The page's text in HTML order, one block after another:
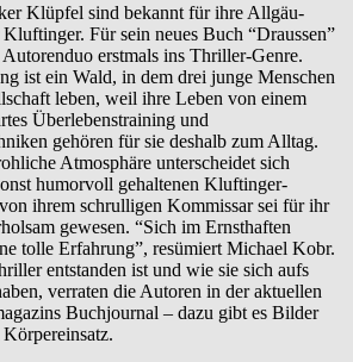
Klüpfel sind bekannt für ihre Allgäu-
Für sein neues Buch “Draussen”
erstmals ins Thriller-Genre.
ist ein Wald, in dem drei junge Menschen
leben, weil ihre Leben von einem
Überlebenstraining und
gehören für sie deshalb zum Alltag.
Atmosphäre unterscheidet sich
humorvoll gehaltenen Kluftinger-
ihrem schrulligen Kommissar sei für ihr
gewesen. “Sich im Ernsthaften
tolle Erfahrung”, resümiert Michael Kobr.
entstanden ist und wie sie sich aufs
verraten die Autoren in der aktuellen
Buchjournal – dazu gibt es Bilder